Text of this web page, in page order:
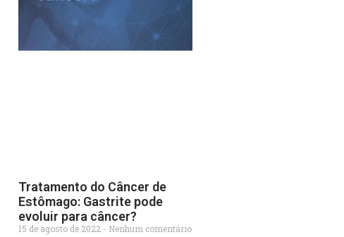
Tratamento do Câncer de
Estômago: Gastrite pode
evoluir para câncer?
15 de agosto de 2022
Nenhum comentário